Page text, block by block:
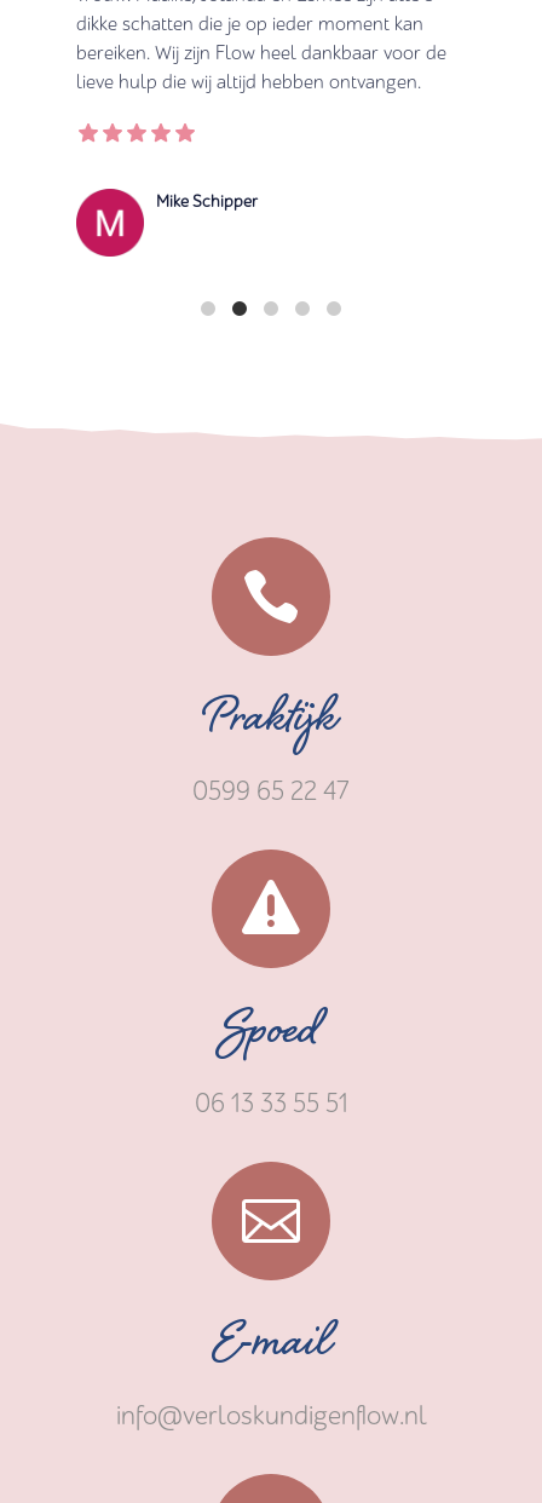
dikke schatten die je op ieder moment kan
bereiken. Wij zijn Flow heel dankbaar voor de
lieve hulp die wij altijd hebben ontvangen.
Mike Schipper

Praktijk
0599 65 22 47

Spoed
06 13 33 55 51

E-mail
info@verloskundigenflow.nl